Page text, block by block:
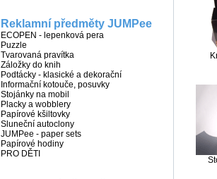
Reklamní předměty JUMPee
ECOPEN - lepenková pera
Puzzle
Tvarovaná pravítka
Záložky do knih
Podtácky - klasické a dekorační
Informační kotouče, posuvky
Stojánky na mobil
Placky a wobblery
Papírové kšiltovky
Sluneční autoclony
JUMPee - paper sets
Papírové hodiny
PRO DĚTI